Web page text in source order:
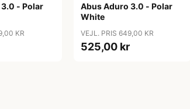
- Polar
KR
Abus Aduro 3.0 - Polar
White
VEJL. PRIS 649,00 KR
525,00 kr